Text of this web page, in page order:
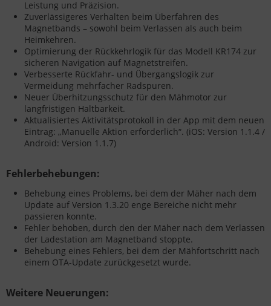
Leistung und Präzision.
Zuverlässigeres Verhalten beim Überfahren des
Magnetbands – sowohl beim Verlassen als auch beim
Heimkehren.
Optimierung der Rückkehrlogik für das Modell KR174 zur
sicheren Navigation auf Magnetstreifen.
Verbesserte Rückfahr- und Übergangslogik zur
Vermeidung mehrfacher Radspuren.
Neuer Überhitzungsschutz für den Mähmotor zur
langfristigen Haltbarkeit.
Aktualisiertes Aktivitätsprotokoll in der App mit dem neuen
Eintrag: „Manuelle Aktion erforderlich“. (iOS: Version 1.1.4 /
Android: Version 1.1.7)
Fehlerbehebungen:
Behebung eines Problems, bei dem der Mäher nach dem
Update auf Version 1.3.20 enge Bereiche nicht mehr
passieren konnte.
Fehler behoben, durch den der Mäher nach dem Verlassen
der Ladestation am Magnetband stoppte.
Behebung eines Fehlers, bei dem der Mähfortschritt nach
einem OTA-Update zurückgesetzt wurde.
Weitere Neuerungen: